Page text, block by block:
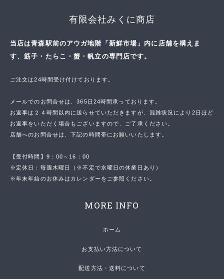
有限会社みくに商店
当店は青森駅前のアウガ地階「新鮮市場」内に店舗を構えま
す、筋子・たらこ・蟹・帆立の専門店です。
ご注文は24時間受け付けております。
メールでのお問合せは、365日24時間承っております。
お返事は２４時間以内に送らせていただきますが、混雑状況により2日ほど
お返事をいただく場合もございますので、ご了承ください。
店舗へのお問合せは、下記の時間帯にお願いいたします。
【受付時間】9：00～16：00
※定休日：毎週木曜日（※不定で水曜日の休業日あり）
※年末年始のお休みはカレンダーをご参照ください。
MORE INFO
ホーム
お支払い方法について
配送方法・送料について